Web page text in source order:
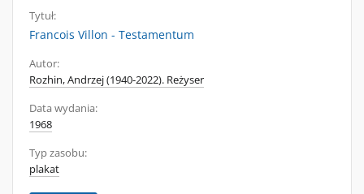
Tytuł:
Francois Villon - Testamentum
Autor:
Rozhin, Andrzej (1940-2022). Reżyser
Data wydania:
1968
Typ zasobu:
plakat